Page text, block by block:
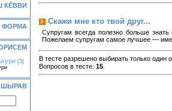
КĔВВИ
ФОРМА
[3]
ШЫРАВ
Скажи мне кто твой друг...
Супругам всегда полезно больше
Пожелаем супругам самое лучшее —
В тесте разрешено выбирать только один
Вопросов в тесте: 15